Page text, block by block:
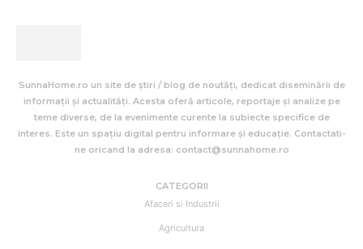
SunnaHome.ro un site de știri / blog de noutăți, dedicat diseminării de
informații și actualități. Acesta oferă articole, reportaje și analize pe
teme diverse, de la evenimente curente la subiecte specifice de
interes. Este un spațiu digital pentru informare și educație. Contactati-
ne oricand la adresa: contact@sunnahome.ro
CATEGORII
Afaceri si Industrii
Agricultura